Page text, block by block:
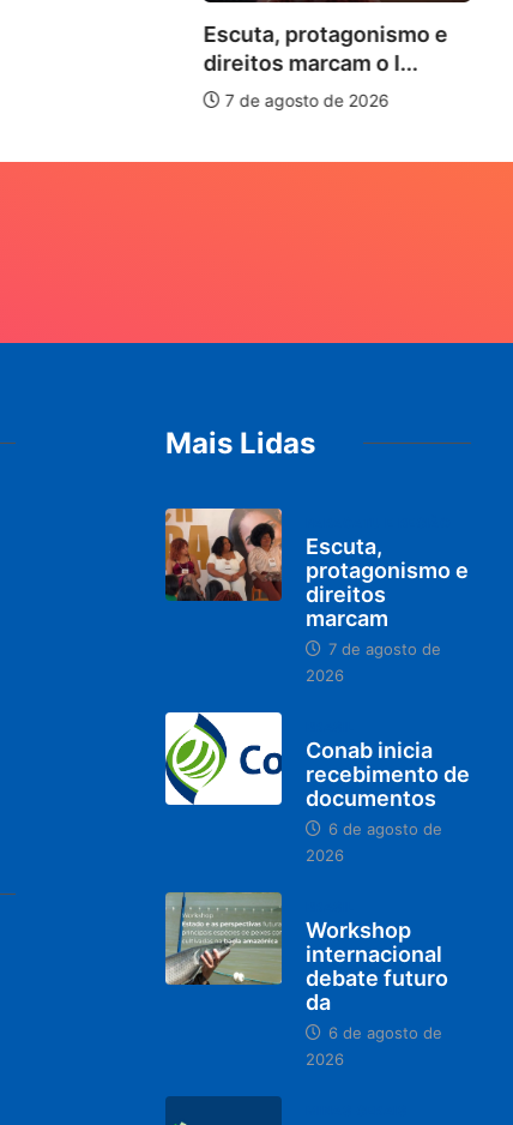
Escuta, protagonismo e
direitos marcam o I...
7 de agosto de 2026
Mais Lidas
Escuta,
protagonismo e
direitos
marcam
7 de agosto de
2026
Conab inicia
recebimento de
documentos
6 de agosto de
2026
Workshop
internacional
debate futuro
da
6 de agosto de
2026